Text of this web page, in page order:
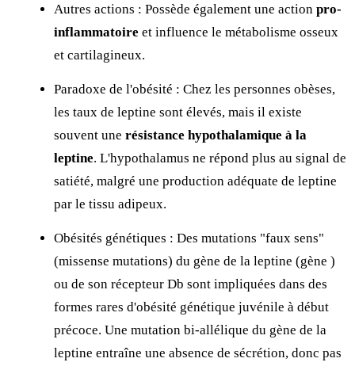
Autres actions : Possède également une action pro-
inflammatoire et influence le métabolisme osseux
et cartilagineux.
Paradoxe de l'obésité : Chez les personnes obèses,
les taux de leptine sont élevés, mais il existe
souvent une résistance hypothalamique à la
leptine. L'hypothalamus ne répond plus au signal de
satiété, malgré une production adéquate de leptine
par le tissu adipeux.
Obésités génétiques : Des mutations "faux sens"
(missense mutations) du gène de la leptine (gène )
ou de son récepteur Db sont impliquées dans des
formes rares d'obésité génétique juvénile à début
précoce. Une mutation bi-allélique du gène de la
leptine entraîne une absence de sécrétion, donc pas